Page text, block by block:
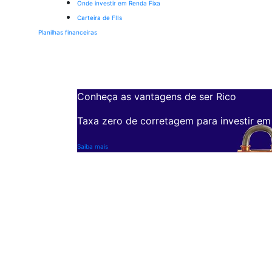
Onde investir em Renda Fixa
Carteira de FIIs
Planilhas financeiras
Conheça as vantagens de ser Rico
Taxa zero de corretagem para investir
Saiba mais